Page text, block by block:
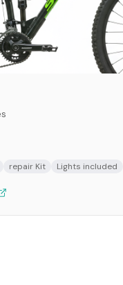
repair Kit Lights included